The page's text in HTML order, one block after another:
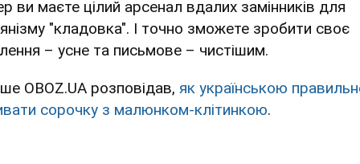
ви маєте цілий арсенал вдалих замінників для
"кладовка". І точно зможете зробити своє
– усне та письмове – чистішим.
OBOZ.UA розповідав, як українською
сорочку з малюнком-клітинкою.